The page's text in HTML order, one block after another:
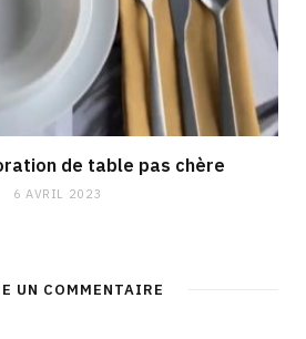
de table pas chère
6 AVRIL 2023
UN COMMENTAIRE